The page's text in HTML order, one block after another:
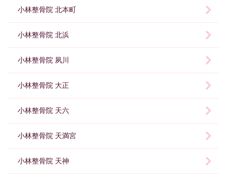
小林整骨院 北本町
小林整骨院 北浜
小林整骨院 夙川
小林整骨院 大正
小林整骨院 天六
小林整骨院 天満宮
小林整骨院 天神